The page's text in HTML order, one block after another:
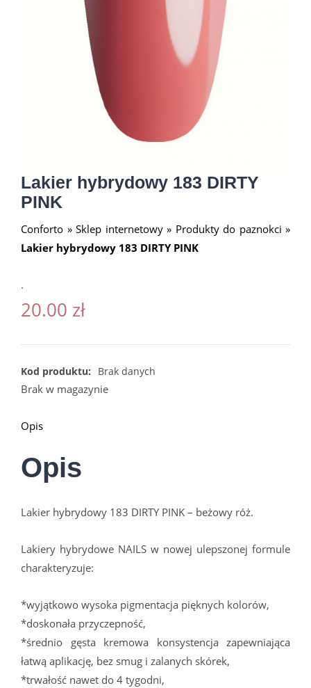
Lakier hybrydowy 183 DIRTY
PINK
Conforto » Sklep internetowy» Produkty do paznokci »
Lakier hybrydowy 183 DIRTY PINK
.
20.00 zł
Kod produktu: Brak danych
Brak w magazynie
Opis
Opis
Lakier hybrydowy 183 DIRTY PINK – beżowy róż.
Lakiery hybrydowe NAILS w nowej ulepszonej formule
charakteryzuje:
*wyjątkowo wysoka pigmentacja pięknych kolorów,
*doskonała przyczepność,
*średnio gęsta kremowa konsystencja zapewniająca
łatwą aplikację, bez smug i zalanych skórek,
*trwałość nawet do 4 tygodni,